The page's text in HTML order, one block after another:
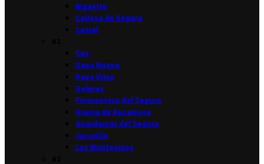
Bigastro
Callosa de Segura
Catral
Cox
Daya Nueva
Daya Vieja
Dolores
Formentera del Segura
Granja de Rocamora
Guardamar del Segura
Jacarilla
Los Montesinos